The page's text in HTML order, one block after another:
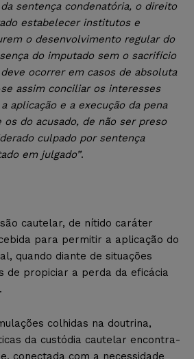
sentença condenatória, o direito
estabelecer institutos e
o desenvolvimento regular do
do imputado sem o sacrifício
ocorrer em casos de absoluta
assim conciliar os interesses
aplicação e a execução da pena
do acusado, de não ser preso
culpado por sentença
em julgado”.
cautelar, de nítido caráter
para permitir a aplicação do
quando diante de situações
de propiciar a perda da eficácia
colhidas na doutrina,
da custódia cautelar encontra-
conectada com a necessidade